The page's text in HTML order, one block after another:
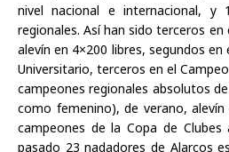
nivel nacional e internacional, y
regionales. Así han sido terceros
alevín en 4×200 libres, segundos
Universitario, terceros en el
campeones regionales absolutos
como femenino), de verano,
campeones de la Copa de
pasado 23 nadadores de Alarcos